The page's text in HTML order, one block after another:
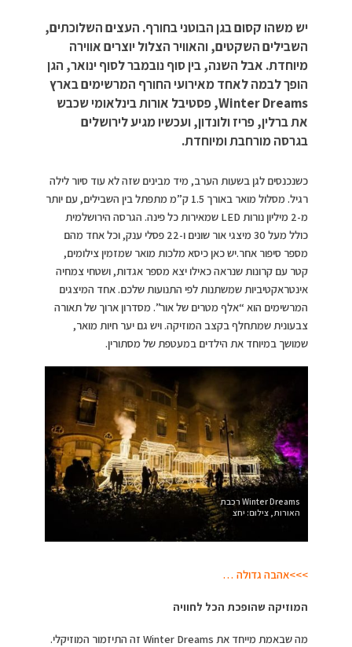
יש משהו קסום בגן הבוטני בחורף. העצים השלוכתים,
השבילים השקטים, והאוויר הצלול יוצרים אווירה
מיוחדת. אבל השנה, בין סוף נובמבר לסוף ינואר, הגן
הופך לבמה לאחד מאירועי החורף המרשימים בארץ
Winter Dreams, פסטיבל אורות בינלאומי שכבש
את ברלין, פריז ולונדון, ועכשיו מגיע לירושלים
בגרסה מורחבת ומיוחדת.
כשנכנסים לגן בשעות הערב, מיד מבינים שזה לא עוד סיור לילה
רגיל. מסלול מואר באורך 1.5 ק”מ מתפתל בין השבילים, עם יותר
מ-2 מיליון נורות LED שמאירות כל פינה. הגרסה הירושלמית
כולל מעל 30 מיצגי אור שונים ו-22 פסלי ענק, וכל אחד מהם
מספר סיפור אחר.יש כאן כיסא מלכות מואר שמזמין צילומים,
קטר עם קרונות שנראה כאילו יצא מספר אגדות, ושטחי צמחיה
אינטראקטיביות שמשתנות לפי התנועות שלכם. אחד המיצגים
המרשימים הוא “אלף מטרים של אור”. מסדרון ארוך של תאורה
צבעונית שמתחלף בקצב המוזיקה. ויש גם יער חיות מואר,
שמושך במיוחד את הילדים במעטפת של מסתורין.
Winter Dreams רכבת
האורות, צילום: יחצ
>>>אהבה גדולה …
המוזיקה שהופכת הכל לחוויה
מה שבאמת מייחד את Winter Dreams זה התיזמור המוזיקלי.